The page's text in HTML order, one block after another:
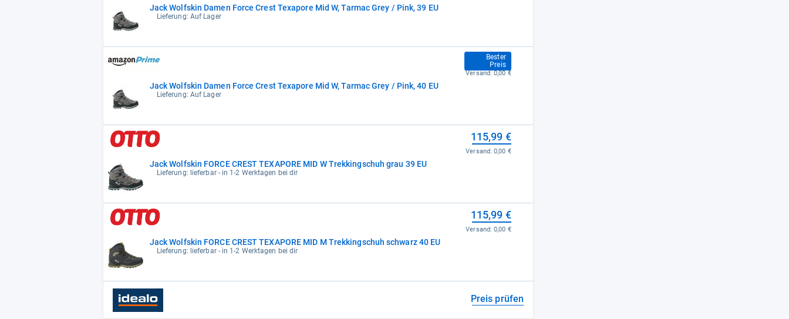
Jack Wolfskin Damen Force Crest Texapore Mid W, Tarmac Grey / Pink, 39 EU
Lieferung: Auf Lager
Jack Wolfskin Damen Force Crest Texapore Mid W, Tarmac Grey / Pink, 40 EU
Lieferung: Auf Lager
Bester
Preis
109,98 €
Versand:0,00 €
Jack Wolfskin FORCE CREST TEXAPORE MID W Trekkingschuh grau 39 EU
Lieferung: lieferbar - in 1-2 Werktagen bei dir
115,99 €
Versand:0,00 €
Jack Wolfskin FORCE CREST TEXAPORE MID M Trekkingschuh schwarz 40 EU
Lieferung: lieferbar - in 1-2 Werktagen bei dir
115,99 €
Versand:0,00 €
Preis prüfen